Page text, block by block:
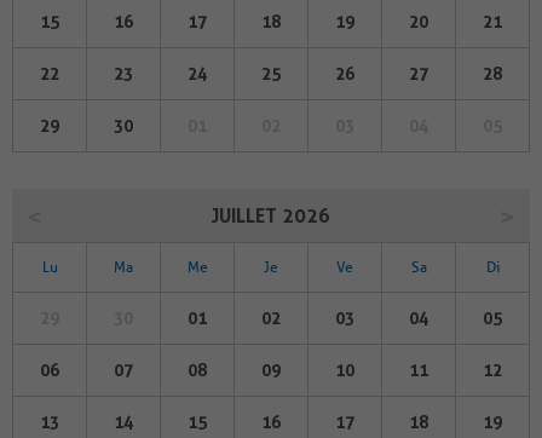
15 16 17 18 19 20 21
22 23 24 25 26 27 28
29 30
JUILLET 2026
Lu Ma Me Je Ve Sa Di
01 02 03 04 05
06 07 08 09 10 11 12
13 14 15 16 17 18 19